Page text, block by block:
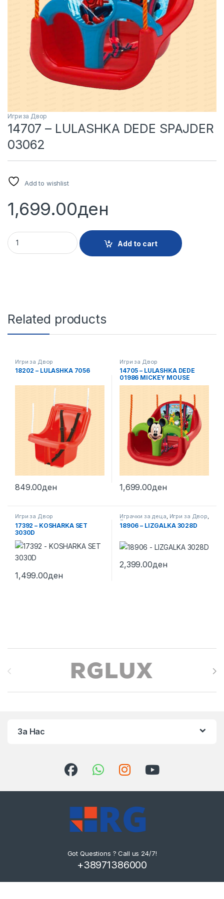
Игри за Двор
14707 – LULASHKA DEDE SPAJDER
03062
Add to wishlist
1,699.00ден
14707 - LULASHKA DEDE SPAJDER 03062 quantity
Add to cart
Related products
Игри за Двор
18202 – LULASHKA 7056
849.00ден
Игри за Двор
14705 – LULASHKA DEDE
01986 MICKEY MOUSE
1,699.00ден
Игри за Двор
17392 – KOSHARKA SET
3030D
1,499.00ден
Играчки за деца, Игри за Двор,
Лизгалки
18906 – LIZGALKA 3028D
2,399.00ден
За Нас
Got Questions ? Call us 24/7!
+38971386000